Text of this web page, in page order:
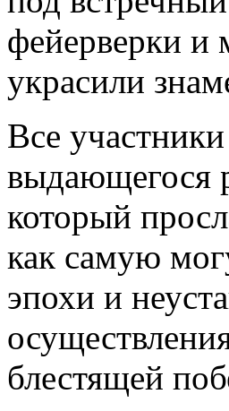
фейерверки и
украсили
Все
выдающегося
который
как самую
эпохи и
блестящей